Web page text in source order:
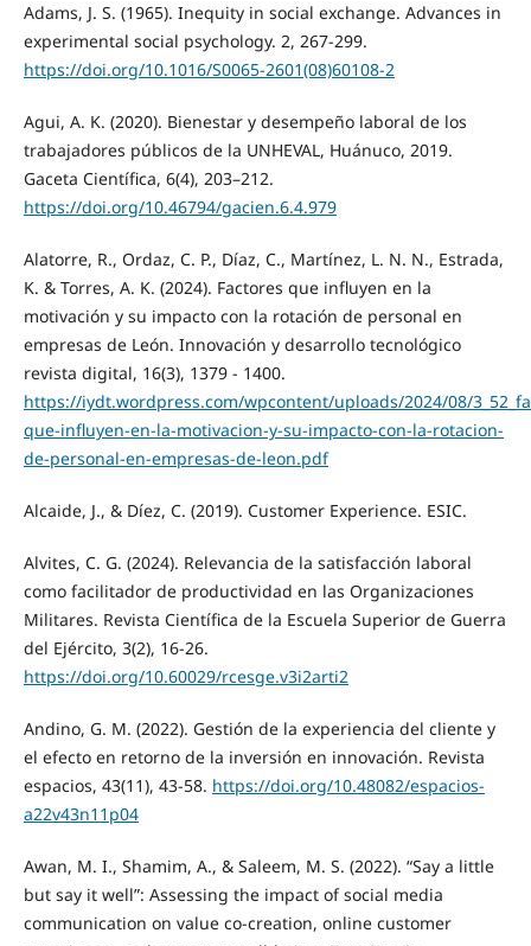
Adams, J. S. (1965). Inequity in social exchange. Advances in
experimental social psychology. 2, 267-299.
https://doi.org/10.1016/S0065-2601(08)60108-2
Agui, A. K. (2020). Bienestar y desempeño laboral de los
trabajadores públicos de la UNHEVAL, Huánuco, 2019.
Gaceta Científica, 6(4), 203–212.
https://doi.org/10.46794/gacien.6.4.979
Alatorre, R., Ordaz, C. P., Díaz, C., Martínez, L. N. N., Estrada,
K. & Torres, A. K. (2024). Factores que influyen en la
motivación y su impacto con la rotación de personal en
empresas de León. Innovación y desarrollo tecnológico
revista digital, 16(3), 1379 - 1400.
https://iydt.wordpress.com/wpcontent/uploads/2024/08/
que-influyen-en-la-motivacion-y-su-impacto-con-la-rotacion-
de-personal-en-empresas-de-leon.pdf
Alcaide, J., & Díez, C. (2019). Customer Experience. ESIC.
Alvites, C. G. (2024). Relevancia de la satisfacción laboral
como facilitador de productividad en las Organizaciones
Militares. Revista Científica de la Escuela Superior de Guerra
del Ejército, 3(2), 16-26.
https://doi.org/10.60029/rcesge.v3i2arti2
Andino, G. M. (2022). Gestión de la experiencia del cliente y
el efecto en retorno de la inversión en innovación. Revista
espacios, 43(11), 43-58. https://doi.org/10.48082/espacios-
a22v43n11p04
Awan, M. I., Shamim, A., & Saleem, M. S. (2022). “Say a little
but say it well”: Assessing the impact of social media
communication on value co-creation, online customer